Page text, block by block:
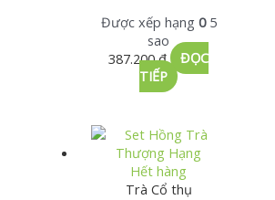
Được xếp hạng 05
sao
387.200₫
ĐỌC
TIẾP
Hết hàng
Trà Cổ thụ